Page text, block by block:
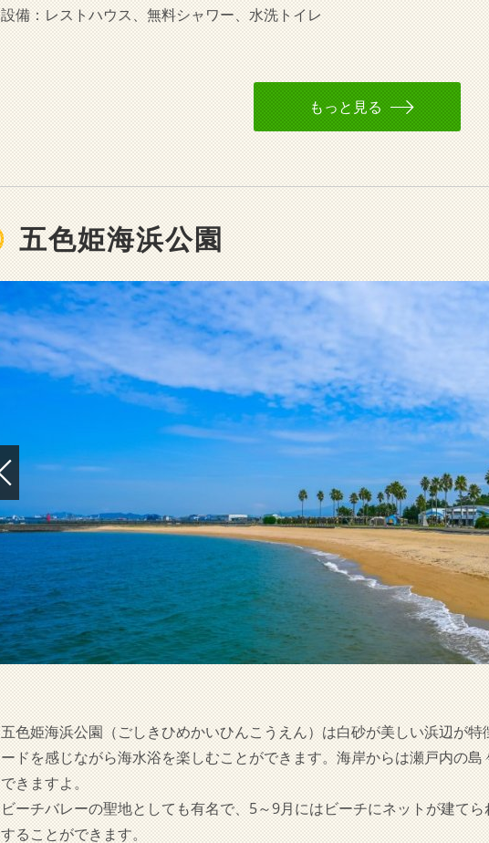
設備：レストハウス、無料シャワー、水洗トイレ
もっと見る
五色姫海浜公園
五色姫海浜公園（ごしきひめかいひんこうえん）は白砂が美しい浜辺が
ードを感じながら海水浴を楽しむことができます。海岸からは瀬戸内の
できますよ。
ビーチバレーの聖地としても有名で、5～9月にはビーチにネットが建て
することができます。